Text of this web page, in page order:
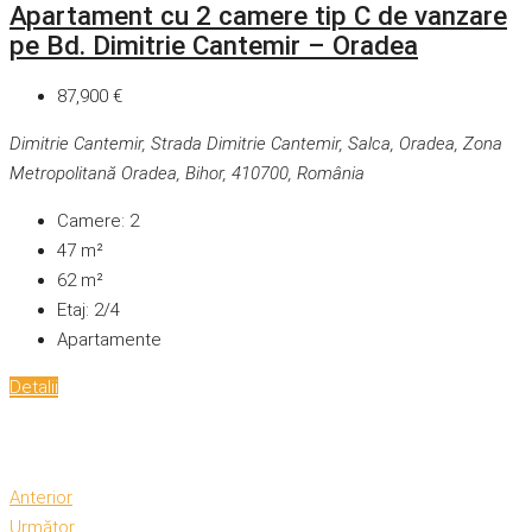
Apartament cu 2 camere tip C de vanzare
pe Bd. Dimitrie Cantemir – Oradea
87,900 €
Dimitrie Cantemir, Strada Dimitrie Cantemir, Salca, Oradea, Zona
Metropolitană Oradea, Bihor, 410700, România
Camere: 2
47 m²
62m²
Etaj: 2/4
Apartamente
Detalii
Anterior